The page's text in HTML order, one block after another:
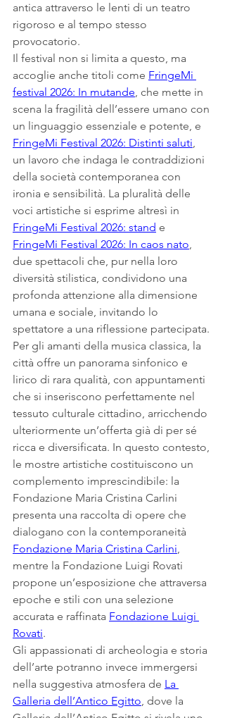
antica attraverso le lenti di un teatro
rigoroso e al tempo stesso
provocatorio.
Il festival non si limita a questo, ma
accoglie anche titoli come FringeMi
festival 2026: In mutande, che mette in
scena la fragilità dell’essere umano con
un linguaggio essenziale e potente, e
FringeMi Festival 2026: Distinti saluti,
un lavoro che indaga le contraddizioni
della società contemporanea con
ironia e sensibilità. La pluralità delle
voci artistiche si esprime altresì in
FringeMi Festival 2026: stand e
FringeMi Festival 2026: In caos nato,
due spettacoli che, pur nella loro
diversità stilistica, condividono una
profonda attenzione alla dimensione
umana e sociale, invitando lo
spettatore a una riflessione partecipata.
Per gli amanti della musica classica, la
città offre un panorama sinfonico e
lirico di rara qualità, con appuntamenti
che si inseriscono perfettamente nel
tessuto culturale cittadino, arricchendo
ulteriormente un’offerta già di per sé
ricca e diversificata. In questo contesto,
le mostre artistiche costituiscono un
complemento imprescindibile: la
Fondazione Maria Cristina Carlini
presenta una raccolta di opere che
dialogano con la contemporaneità
Fondazione Maria Cristina Carlini,
mentre la Fondazione Luigi Rovati
propone un’esposizione che attraversa
epoche e stili con una selezione
accurata e raffinata Fondazione Luigi
Rovati.
Gli appassionati di archeologia e storia
dell’arte potranno invece immergersi
nella suggestiva atmosfera de La
Galleria dell’Antico Egitto, dove la